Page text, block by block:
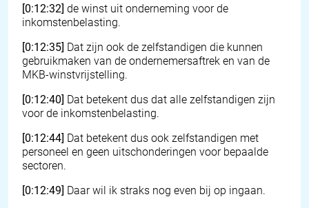
[0:12:32] de winst uit onderneming voor de
inkomstenbelasting.
[0:12:35] Dat zijn ook de zelfstandigen die kunnen
gebruikmaken van de ondernemersaftrek en van de
MKB-winstvrijstelling.
[0:12:40] Dat betekent dus dat alle zelfstandigen zijn
voor de inkomstenbelasting.
[0:12:44] Dat betekent dus ook zelfstandigen met
personeel en geen uitschonderingen voor bepaalde
sectoren.
[0:12:49] Daar wil ik straks nog even bij op ingaan.